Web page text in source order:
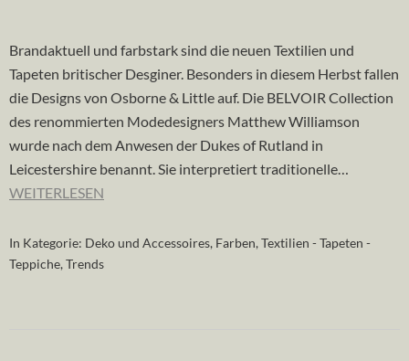
Brandaktuell und farbstark sind die neuen Textilien und
Tapeten britischer Desginer. Besonders in diesem Herbst fallen
die Designs von Osborne & Little auf. Die BELVOIR Collection
des renommierten Modedesigners Matthew Williamson
wurde nach dem Anwesen der Dukes of Rutland in
Leicestershire benannt. Sie interpretiert traditionelle…
WEITERLESEN
In Kategorie: Deko und Accessoires, Farben,Textilien - Tapeten -
Teppiche,Trends